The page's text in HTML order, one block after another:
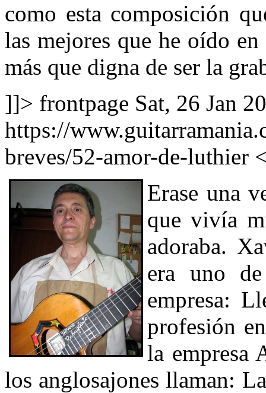
como esta composición
las mejores que he oído
más que digna de ser la
]]> frontpage Sat, 26 Jan
https://
breves/52-amor-de-luthier
Erase una
que vivía
adoraba.
era uno
empresa:
profesión
la empresa
los anglosajones llaman: